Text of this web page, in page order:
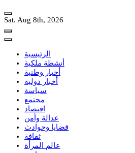
Sat. Aug 8th, 2026
الرئيسية
أنشطة ملكية
أخبار وطنية
أخبار دولية
سياسة
مجتمع
اقتصاد
عدالة وأمن
قضايا وحوادث
ثقافة
عالم المرأة